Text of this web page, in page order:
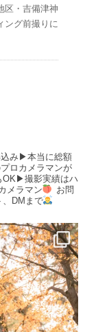
区・吉備津神
ング前撮りに
み▶︎本当に総額
ロカメラマンが
OK▶︎撮影実績はハ
メラマン
お問
、DMまで